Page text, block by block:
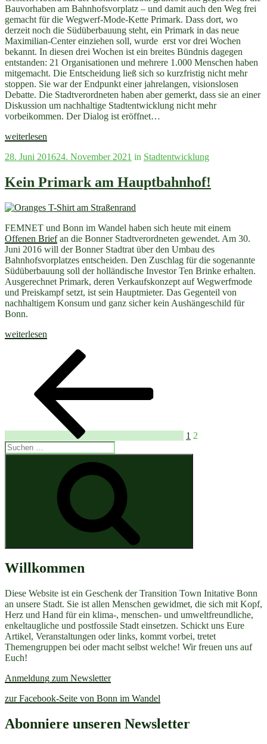
Bauvorhaben am Bahnhofsvorplatz – und damit auch den Weg frei
gemacht für die Wegwerf-Mode-Kette Primark. Dass dort, wo
derzeit noch die Südüberbauung steht, ein Primark in das neue
Maximilian-Center einziehen soll, wurde erst vor drei Wochen
bekannt. In diesen drei Wochen ist ein breites Bündnis dagegen
entstanden: 21 Organisationen und mehrere 1.000 Menschen haben
mitgemacht. Die Entscheidung ließ sich so kurzfristig nicht mehr
stoppen. Sie war der Endpunkt einer jahrelangen, visionslosen
Debatte. Die Stadtverordneten haben aber gemerkt, dass sie an einer
Diskussion um nachhaltige Stadtentwicklung nicht mehr
vorbeikommen. Der Dialog ist eröffnet…
„Primark
–
bleiben
dran
an
einer
für
Bürger*innen!“
weiterlesen
Veröffentlicht
28. Juni 201624. November 2021 in Stadtentwicklung
Kein Primark am Hauptbahnhof!
FEMNET und Bonn im Wandel haben sich heute mit einem
Offenen Briefan die Bonner Stadtverordneten gewendet. Am 30.
Juni 2016 will der Bonner Stadtrat über den Umbau des
Bahnhofsvorplatzes entscheiden. Den Zuschlag für die sogenannte
Südüberbauung soll der holländische Investor Ten Brinke erhalten.
Ausgerechnet Primark, deren Verkaufskonzept auf Wegwerfmode
und Preiskampf setzt, ist sein Hauptmieter. Das Gegenteil von
nachhaltigem Konsum und ganz sicher kein Aushängeschild für
Bonn.
„Kein
Hauptbahnhof!“
weiterlesen
Seitennummerierung
Beiträge
1 2
Suchen
nach:
Willkommen
Diese Website ist ein Geschenk der Transition Town Initative Bonn
an unsere Stadt. Sie ist allen Menschen gewidmet, die sich mit Kopf,
Herz und Hand für ein klima-, menschen- und umweltfreundliche,
enkeltaugliche und postfossile Stadt einsetzen. Schickt uns Eure
Artikel, Veranstaltungen oder links, kommt vorbei, tretet
Themengruppen bei oder macht selbst welche! Wir freuen uns auf
Euch!
Anmeldung zum Newsletter
zur Facebook-Seite von Bonn im Wandel
Abonniere unseren Newsletter